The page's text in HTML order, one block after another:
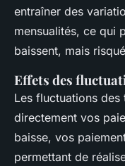
entraîner des
mensualités, ce qui
baissent, mais
Effets des
Les fluctuations des
directement vos
baisse, vos
permettant de